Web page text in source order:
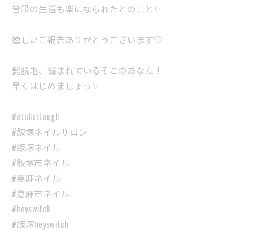
普段の生活も楽になられたとのこと✨
嬉しいご報告ありがとうございます♡
髭脱毛、悩まれているそこのあなた！
早くはじめましょう✨
#atelierLaugh
#飯塚ネイルサロン
#飯塚ネイル
#飯塚市ネイル
#嘉麻ネイル
#嘉麻市ネイル
#heyswitch
#飯塚heyswitch